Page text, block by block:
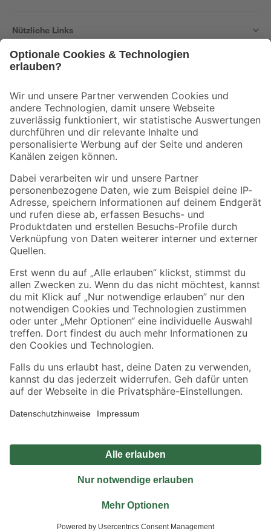
Nützliche Links
Der toom Newsletter: Keine Angebote und Aktionen mehr verpassen!
Zur Newsletter Anmeldung
Folge uns
Zahlungsarten Versandarten
Sicher einkaufen
Jetzt die toom-App herunterladen
Alle Preisangaben in EUR inkl. gesetzl. MwSt.. Die dargestellten Angebote sind unter
Umständen nicht in allen Märkten verfügbar. Die angegebenen Verfügbarkeiten beziehen
Produkte nur solange der Vorrat reicht.
*Paketversand ab 59 € versandkostenfrei, gilt nicht für Artikel mit Speditionsversand, hier
Privatsphäre Impressum
Nutzungsbedingungen
Widerrufsrecht
Vertrag widerrufen
© 2026 toom Baumarkt GmbH